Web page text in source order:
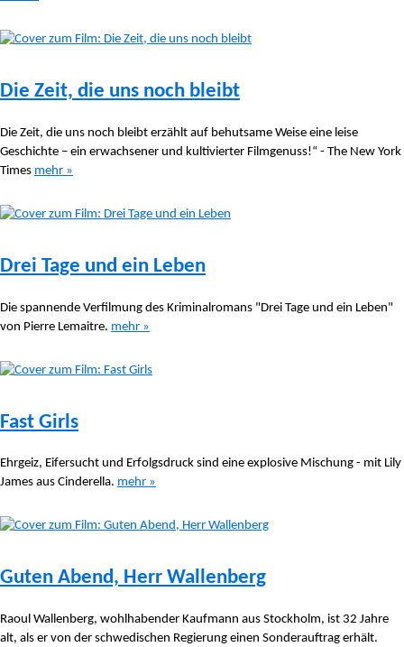
Die Zeit, die uns noch bleibt
Die Zeit, die uns noch bleibt erzählt auf behutsame Weise eine leise
Geschichte – ein erwachsener und kultivierter Filmgenuss!“ - The New York
Times mehr »
Drei Tage und ein Leben
Die spannende Verfilmung des Kriminalromans "Drei Tage und ein Leben"
von Pierre Lemaitre. mehr »
Fast Girls
Ehrgeiz, Eifersucht und Erfolgsdruck sind eine explosive Mischung - mit Lily
James aus Cinderella. mehr »
Guten Abend, Herr Wallenberg
Raoul Wallenberg, wohlhabender Kaufmann aus Stockholm, ist 32 Jahre
alt, als er von der schwedischen Regierung einen Sonderauftrag erhält.